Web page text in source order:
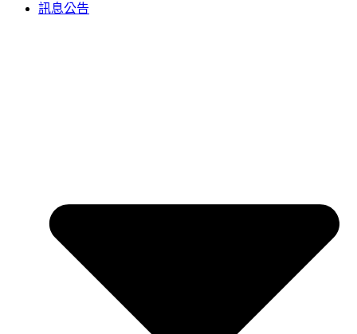
訊息公告